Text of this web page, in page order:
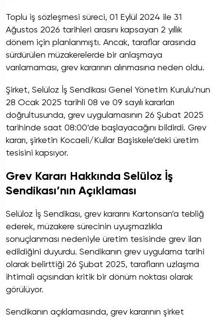
Toplu iş sözleşmesi süreci, 01 Eylül 2024 ile 31
Ağustos 2026 tarihleri arasını kapsayan 2 yıllık
dönem için planlanmıştı. Ancak, taraflar arasında
sürdürülen müzakerelerde bir anlaşmaya
varılamaması, grev kararının alınmasına neden oldu.
Şirket, Selüloz İş Sendikası Genel Yönetim Kurulu’nun
28 Ocak 2025 tarihli 08 ve 09 sayılı kararları
doğrultusunda, grev uygulamasının 26 Şubat 2025
tarihinde saat 08:00’de başlayacağını bildirdi. Grev
kararı, şirketin Kocaeli/Kullar Başiskele’deki üretim
tesisini kapsıyor.
Grev Kararı Hakkında Selüloz İş
Sendikası’nın Açıklaması
Selüloz İş Sendikası, grev kararını Kartonsan’a tebliğ
ederek, müzakere sürecinin uyuşmazlıkla
sonuçlanması nedeniyle üretim tesisinde grev ilan
edildiğini duyurdu. Sendikanın grev uygulama tarihi
olarak belirttiği 26 Şubat 2025, tarafların uzlaşma
ihtimali açısından kritik bir dönüm noktası olarak
görülüyor.
Sendikanın açıklamasında, grev kararının şirket